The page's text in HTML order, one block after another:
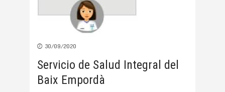
30/09/2020
Servicio de Salud Integral del
Baix Empordà